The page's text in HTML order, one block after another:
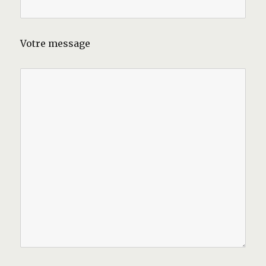
Votre message